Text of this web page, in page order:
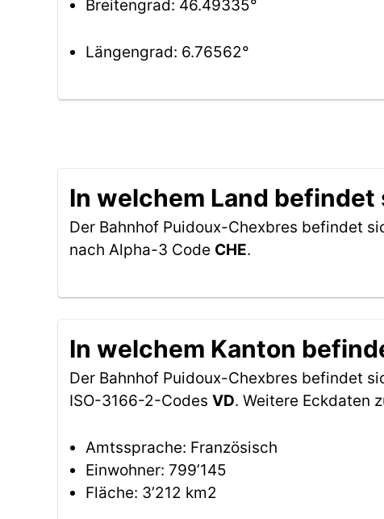
Breitengrad: 46.49335°
Längengrad: 6.76562°
In welchem Land
Der Bahnhof Puidoux-Chexbres befindet
nach Alpha-3 Code CHE.
In welchem Kanton
Der Bahnhof Puidoux-Chexbres befindet
ISO-3166-2-Codes VD. Weitere Eckdaten
Amtssprache: Französisch
Einwohner: 799’145
Fläche: 3’212 km2